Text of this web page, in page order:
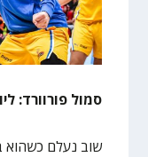
סמול פורוורד:
שוב נעלם כשהוא